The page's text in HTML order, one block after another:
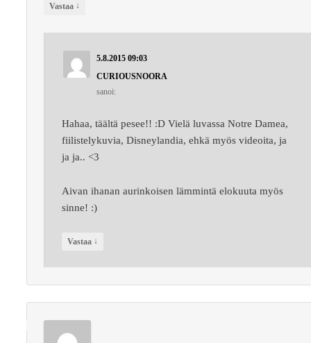
Vastaa ↓
5.8.2015 09:03
CURIOUSNOORA
sanoi:
Hahaa, täältä pesee!! :D Vielä luvassa Notre Damea,
fiilistelykuvia, Disneylandia, ehkä myös videoita, ja
ja ja.. <3
Aivan ihanan aurinkoisen lämmintä elokuuta myös
sinne! :)
Vastaa ↓